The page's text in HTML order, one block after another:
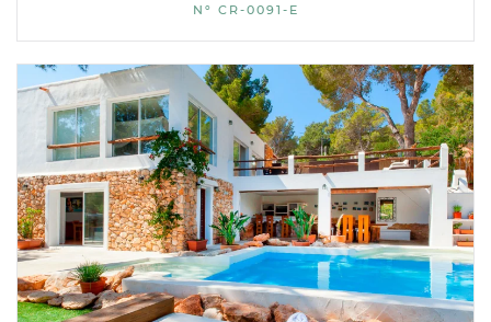
Nº CR-0091-E